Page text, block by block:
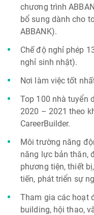
chương trình
bổ sung dành cho
ABBANK).
Chế độ nghỉ phép
nghỉ sinh nhật).
Nơi làm việc tốt
Top 100 nhà tuyển
2020 – 2021 theo
CareerBuilder.
Môi trường năng
năng lực bản thân,
phương tiện, thiết
tiến, phát triển sự
Tham gia các hoạt
building, hội thao,